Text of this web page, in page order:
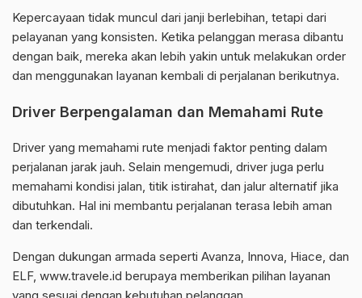
Kepercayaan tidak muncul dari janji berlebihan, tetapi dari
pelayanan yang konsisten. Ketika pelanggan merasa dibantu
dengan baik, mereka akan lebih yakin untuk melakukan order
dan menggunakan layanan kembali di perjalanan berikutnya.
Driver Berpengalaman dan Memahami Rute
Driver yang memahami rute menjadi faktor penting dalam
perjalanan jarak jauh. Selain mengemudi, driver juga perlu
memahami kondisi jalan, titik istirahat, dan jalur alternatif jika
dibutuhkan. Hal ini membantu perjalanan terasa lebih aman
dan terkendali.
Dengan dukungan armada seperti Avanza, Innova, Hiace, dan
ELF, www.travele.id berupaya memberikan pilihan layanan